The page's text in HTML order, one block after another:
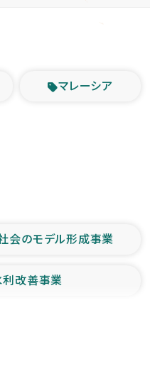
マレーシア
会のモデル形成事業
改善事業
支援事業
災者支援